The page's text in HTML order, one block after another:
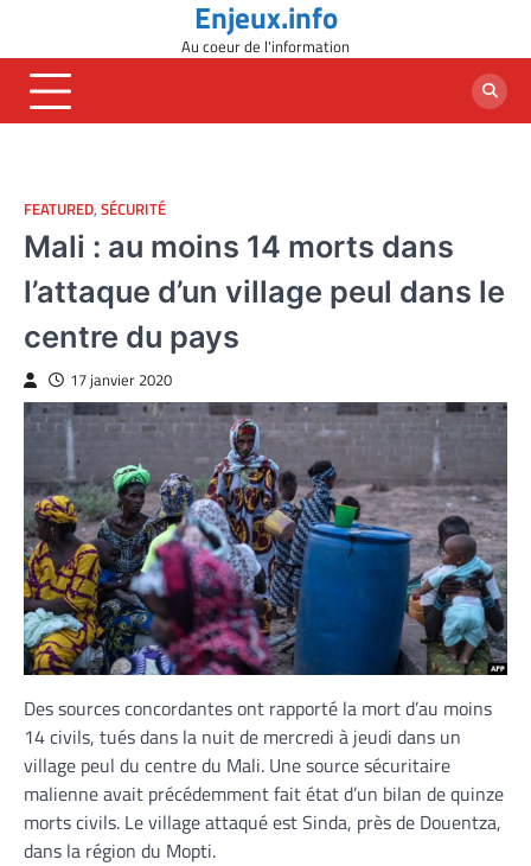
content
Enjeux.info
Au coeur de l'information
FEATURED, SÉCURITÉ
Mali : au moins 14 morts dans
l’attaque d’un village peul dans le
centre du pays
17 janvier 2020
Des sources concordantes ont rapporté la mort d’au moins
14 civils, tués dans la nuit de mercredi à jeudi dans un
village peul du centre du Mali. Une source sécuritaire
malienne avait précédemment fait état d’un bilan de quinze
morts civils. Le village attaqué est Sinda, près de Douentza,
dans la région du Mopti.